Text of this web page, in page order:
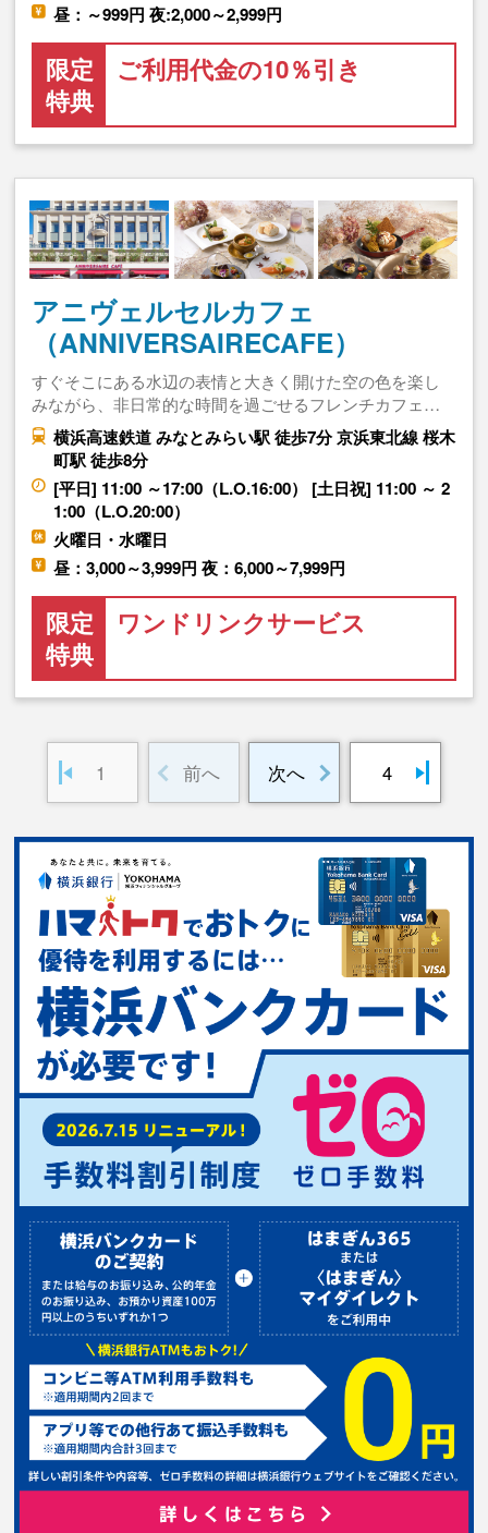
昼：～999円 夜:2,000～2,999円
限定
特典
ご利用代金の10％引き
アニヴェルセルカフェ
（ANNIVERSAIRECAFE）
すぐそこにある水辺の表情と大きく開けた空の色を楽し
みながら、非日常的な時間を過ごせるフレンチカフェ…
横浜高速鉄道 みなとみらい駅 徒歩7分 京浜東北線 桜木
町駅 徒歩8分
[平日] 11:00 ～17:00（L.O.16:00） [土日祝] 11:00 ～ 2
1:00（L.O.20:00）
火曜日・水曜日
昼：3,000～3,999円 夜：6,000～7,999円
限定
特典
ワンドリンクサービス
1 前へ 次へ 4